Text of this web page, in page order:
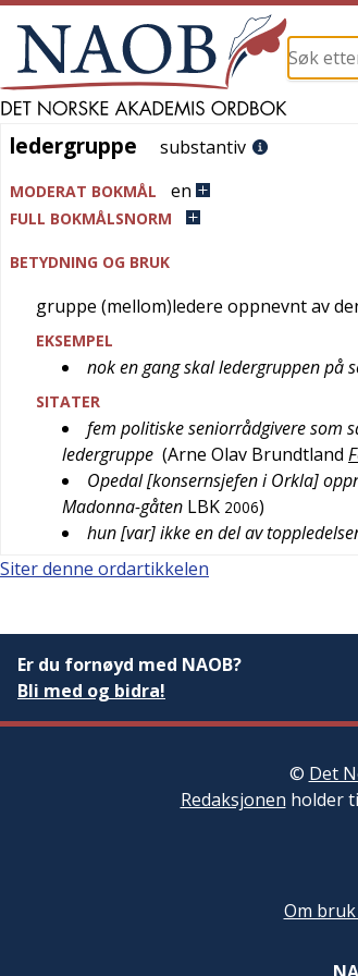
ledergruppe
ledergruppe substantiv
MODERAT BOKMÅL en
FULL BOKMÅLSNORM
BETYDNING OG BRUK
gruppe (mellom)ledere oppnevnt av
EKSEMPEL
nok en gang skal ledergruppen på
SITATER
fem politiske seniorrådgivere som
ledergruppe (Arne Olav Brundtland
Opedal [konsernsjefen i Orkla]
Madonna-gåten LBK 2006)
hun [var] ikke en del av
Siter denne ordartikkelen
Er du fornøyd med NAOB?
Bli med og bidra!
© Det
Redaksjonen holder
Om